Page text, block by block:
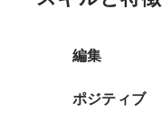
編集
ポジティブ